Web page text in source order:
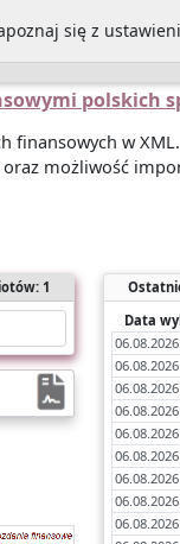
O Nas Kontakt
polskich
finansowych w XML.
możliwość
1
Data
się z